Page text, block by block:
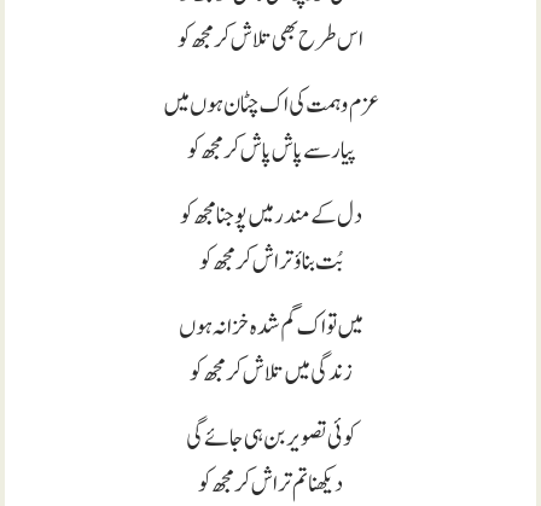
اس طرح بھی تلاش کر مجھ کو
عزم و ہمت کی اک چٹان ہوں میں
پیار سے پاش پاش کر مجھ کو
دل کے مندر میں پوجنا مجھ کو
بُت بناؤ تراش کر مجھ کو
میں تو اک گم شدہ خزانہ ہوں
زندگی میں تلاش کر مجھ کو
کوئی تصویر بن ہی جائے گی
دیکھنا تم تراش کر مجھ کو